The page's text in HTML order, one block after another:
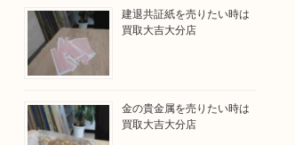
建退共証紙を売りたい時は
買取大吉大分店
金の貴金属を売りたい時は
買取大吉大分店